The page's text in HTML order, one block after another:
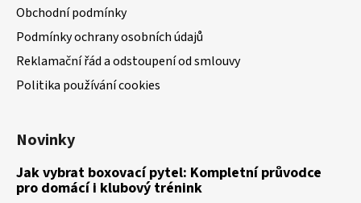
Obchodní podmínky
Podmínky ochrany osobních údajů
Reklamační řád a odstoupení od smlouvy
Politika používání cookies
Novinky
Jak vybrat boxovací pytel: Kompletní průvodce
pro domácí i klubový trénink